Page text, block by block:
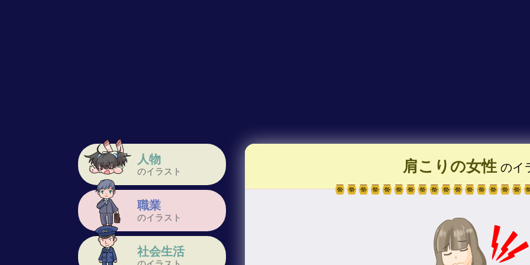
人物
のイラスト
職業
のイラスト
社会生活
肩こりの女性のイ